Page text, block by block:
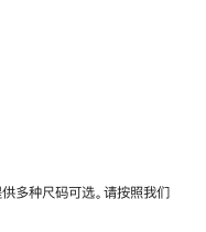
多种尺码可选。请按照我们